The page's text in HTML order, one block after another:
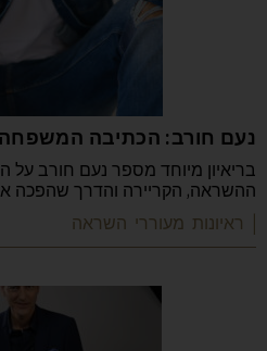
נעם חורב: הכתיבה המשפחה
בריאיון מיוחד מספר נעם חורב
ההשראה, הקריירה והדרך שהפכה
| ראיונות מעוררי השראה